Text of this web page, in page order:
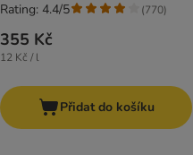
355 Kč
12 Kč / l
Rating: 4.4/5 (770)
Přidat do košíku